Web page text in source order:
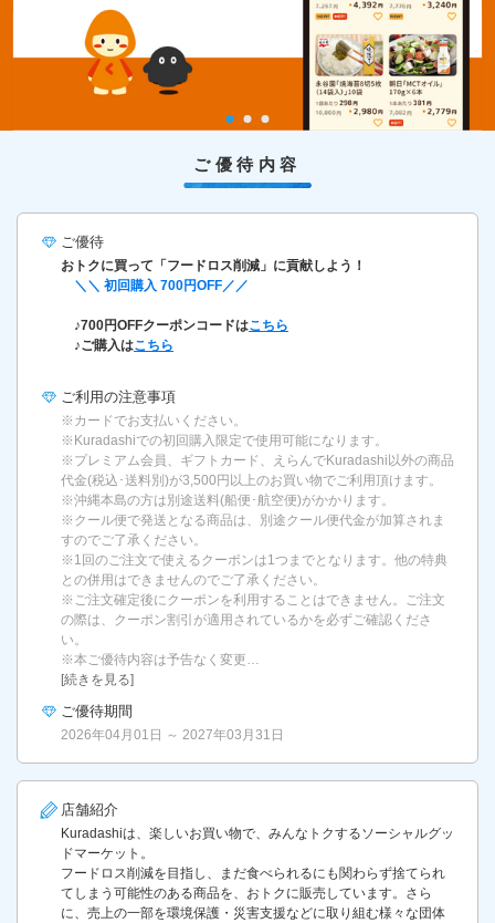
ご優待内容
ご優待
おトクに買って「フードロス削減」に貢献しよう！
＼＼ 初回購入 700円OFF／／
♪700円OFFクーポンコードはこちら
♪ご購入はこちら
ご利用の注意事項
※カードでお支払いください。
※Kuradashiでの初回購入限定で使用可能になります。
※プレミアム会員、ギフトカード、えらんでKuradashi以外の商品
代金(税込･送料別)が3,500円以上のお買い物でご利用頂けます。
※沖縄本島の方は別途送料(船便･航空便)がかかります。
※クール便で発送となる商品は、別途クール便代金が加算されま
すのでご了承ください。
※1回のご注文で使えるクーポンは1つまでとなります。他の特典
との併用はできませんのでご了承ください。
※ご注文確定後にクーポンを利用することはできません。ご注文
の際は、クーポン割引が適用されているかを必ずご確認くださ
い。
※本ご優待内容は予告なく変更…
[続きを見る]
ご優待期間
2026年04月01日 ～ 2027年03月31日
店舗紹介
Kuradashiは、楽しいお買い物で、みんなトクするソーシャルグッ
ドマーケット。
フードロス削減を目指し、まだ食べられるにも関わらず捨てられ
てしまう可能性のある商品を、おトクに販売しています。さら
に、売上の一部を環境保護・災害支援などに取り組む様々な団体